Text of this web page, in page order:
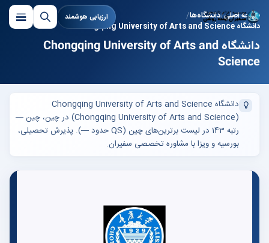
ارزیابی هوشمند صفحه اصلی دانشگاه‌ها
دانشگاه Chongqing University of Arts and Science
دانشگاه Chongqing University of Arts and
Science
دانشگاه Chongqing University of Arts and Science
(Chongqing University of Arts and Science) در چین، چین —
رتبه 143 در لیست برترین‌های چین (QS حدود —). پذیرش تحصیلی،
بورسیه و ویزا با مشاوره تخصصی سفیران.